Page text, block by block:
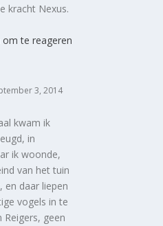
kracht Nexus.
om te reageren
3, 2014
kwam ik
in
ik woonde,
van het tuin
en daar liepen
vogels in te
Reigers, geen